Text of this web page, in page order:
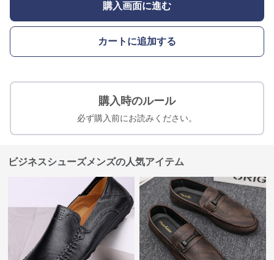
購入画面に進む
カートに追加する
購入時のルール
必ず購入前にお読みください。
ビジネスシューズメンズの人気アイテム